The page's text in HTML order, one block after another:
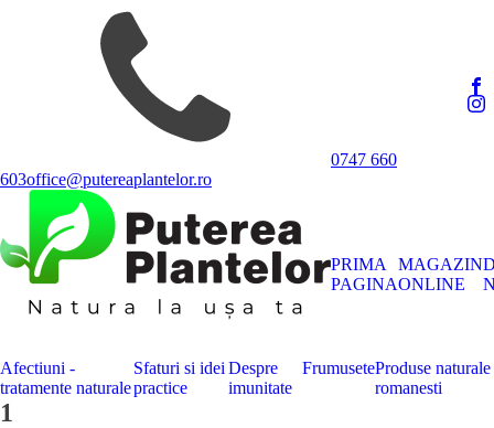
0747 660
603office@putereaplantelor.ro
PRIMA
PAGINA
MAGAZIN
ONLINE
Afectiuni -
tratamente naturale
Sfaturi si idei
practice
Despre
imunitate
FrumuseteProduse naturale
romanesti
1